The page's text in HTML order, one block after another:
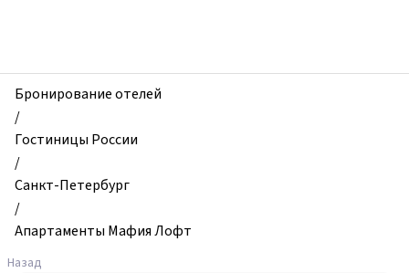
отели,
Апартаменты
Мафия
Лофт,
Санкт-
Петербург,
Россия
Бронирование отелей
/
Гостиницы России
/
Санкт-Петербург
/
Апартаменты Мафия Лофт
Назад